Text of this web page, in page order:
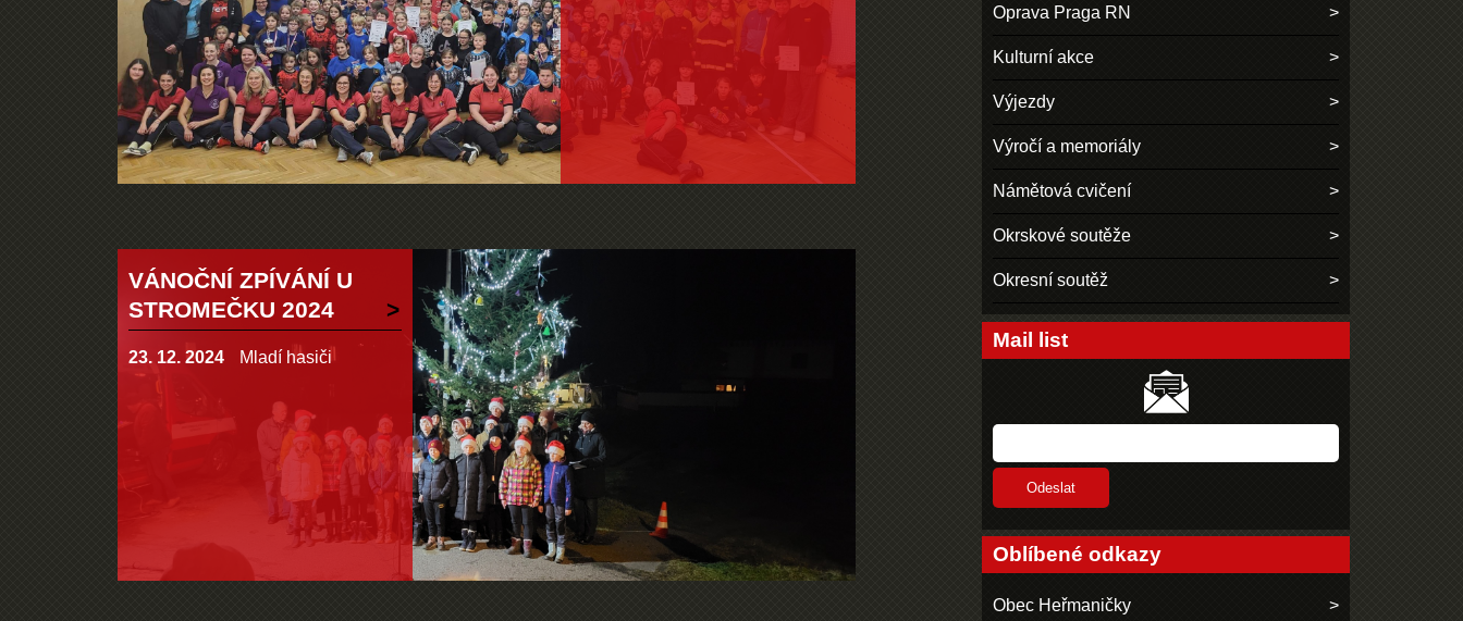
VÁNOČNÍ ZPÍVÁNÍ U
STROMEČKU 2024
23. 12. 2024 Mladí hasiči
Oprava Praga RN
Kulturní akce
Výjezdy
Výročí a memoriály
Námětová cvičení
Okrskové soutěže
Okresní soutěž
Mail list
Oblíbené odkazy
Obec Heřmaničky